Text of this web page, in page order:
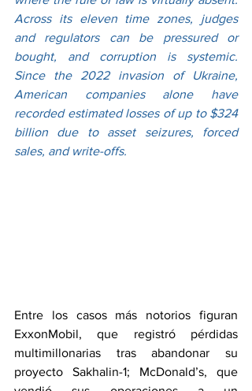
Across its eleven time zones, judges
and regulators can be pressured or
bought, and corruption is systemic.
Since the 2022 invasion of Ukraine,
American companies alone have
recorded estimated losses of up to $324
billion due to asset seizures, forced
sales, and write-offs.
Entre los casos más notorios figuran
ExxonMobil, que registró pérdidas
multimillonarias tras abandonar su
proyecto Sakhalin-1; McDonald’s, que